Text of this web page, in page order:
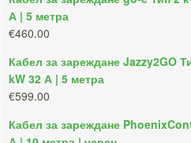
А | 5 метра
€460.00
Кабел за зареждане Jazzy2GO
kW 32 А | 5 метра
€599.00
Кабел за зареждане